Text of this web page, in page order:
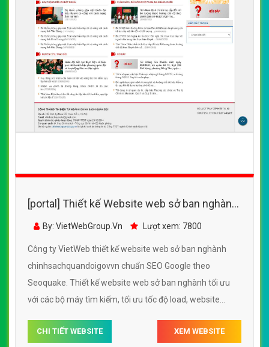
[portal] Thiết kế Website web sở ban nghành
- chinhsachquandoigovvn
By: VietWebGroup.Vn Lượt xem: 7800
Công ty VietWeb thiết kế website web sở ban nghành
chinhsachquandoigovvn chuẩn SEO Google theo
Seoquake. Thiết kế website web sở ban nghành tối ưu
với các bộ máy tìm kiếm, tối ưu tốc độ load, website
website web sở ban nghành chinhsachquandoigovvn
CHI TIẾT WEBSITE XEM WEBSITE